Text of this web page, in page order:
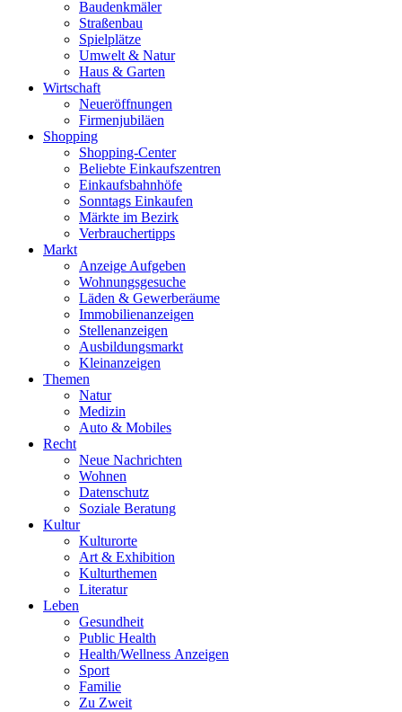
Baudenkmäler
Straßenbau
Spielplätze
Umwelt & Natur
Haus & Garten
Wirtschaft
Neueröffnungen
Firmenjubiläen
Shopping
Shopping-Center
Beliebte Einkaufszentren
Einkaufsbahnhöfe
Sonntags Einkaufen
Märkte im Bezirk
Verbrauchertipps
Markt
Anzeige Aufgeben
Wohnungsgesuche
Läden & Gewerberäume
Immobilienanzeigen
Stellenanzeigen
Ausbildungsmarkt
Kleinanzeigen
Themen
Natur
Medizin
Auto & Mobiles
Recht
Neue Nachrichten
Wohnen
Datenschutz
Soziale Beratung
Kultur
Kulturorte
Art & Exhibition
Kulturthemen
Literatur
Leben
Gesundheit
Public Health
Health/Wellness Anzeigen
Sport
Familie
Zu Zweit